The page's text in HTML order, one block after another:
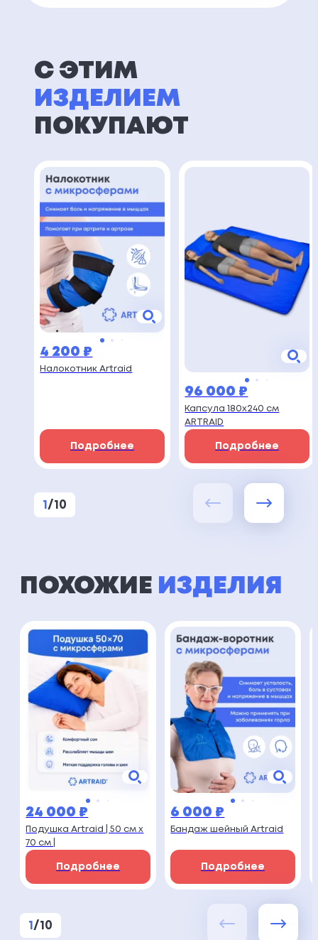
С ЭТИМ
ИЗДЕЛИЕМ
ПОКУПАЮТ
4 200 ₽
Налокотник Artraid
Подробнее
96 000 ₽
Капсула 180х240 см
ARTRAID
Подробнее
1 / 10
ПОХОЖИЕ ИЗДЕЛИЯ
24 000 ₽
Подушка Artraid | 50 см х
70 см |
Подробнее
6 000 ₽
Бандаж шейный Artraid
Подробнее
1 / 10